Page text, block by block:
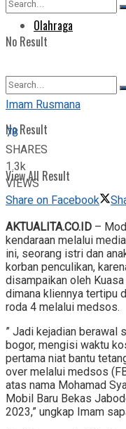
No Result
View All Result
Olahraga
No Result
View All Result
Imam Rusmana
78
SHARES
1.3k
VIEWS
Share on Facebook
AKTUALITA.CO.ID –
kendaraan melalui
ini, seorang istri dan
korban penculikan,
disampaikan oleh Kuasa
dimana kliennya tertipu
roda 4 melalui medsos.
” Jadi kejadian berawal
bogor, mengisi waktu
pertama niat bantu
over melalui medsos
atas nama Mohamad
Mobil Baru Bekas
2023,” ungkap Imam